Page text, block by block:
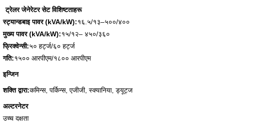
ट्रेलर जेनेरेटर सेट विशिष्टताहरू
स्ट्यान्डबाइ पावर (kVA/kW):१६.५/१३–५००/४००
मुख्य पावर (kVA/kW):१५/१२– ४५०/३६०
फ्रिक्वेन्सी:५० हर्ट्ज/६० हर्ट्ज
गति:१५०० आरपीएम/१८०० आरपीएम
इन्जिन
शक्ति द्वारा:कमिन्स, पर्किन्स, एजीजी, स्क्यानिया, ड्यूट्ज
अल्टरनेटर
उच्च दक्षता